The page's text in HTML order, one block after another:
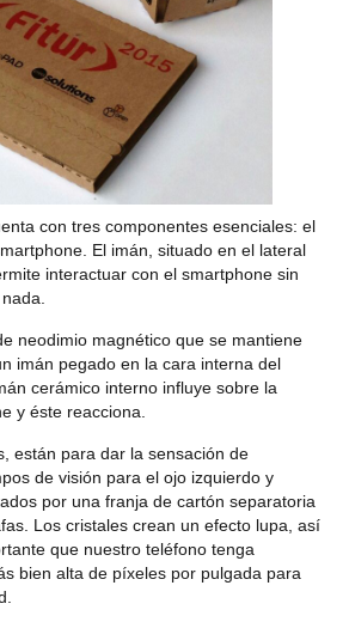
con tres componentes esenciales: el
. El imán, situado en el lateral
interactuar con el smartphone sin
neodimio magnético que se mantiene
imán pegado en la cara interna del
cerámico interno influye sobre la
y éste reacciona.
están para dar la sensación de
de visión para el ojo izquierdo y
por una franja de cartón separatoria
Los cristales crean un efecto lupa , así
que nuestro teléfono tenga
bien alta de píxeles por pulgada para